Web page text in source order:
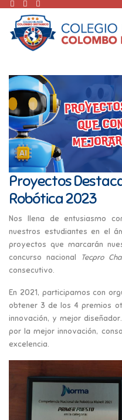
Proyectos
Robótica 2023
Nos llena de entusiasmo
nuestros estudiantes en el
proyectos que marcarán
concurso nacional
Tecpro
consecutivo.
En 2021, participamos con
obtener 3 de los 4 premios
innovación, y mejor
por la mejor innovación,
excelencia.